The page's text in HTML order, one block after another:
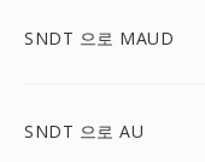
SNDT 으로 MAUD
SNDT 으로 AU